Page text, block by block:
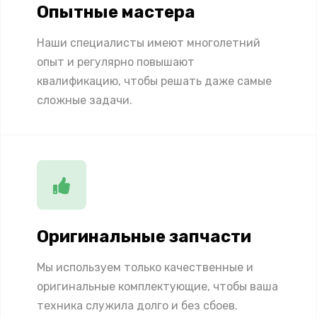
Опытные мастера
Наши специалисты имеют многолетний
опыт и регулярно повышают
квалификацию, чтобы решать даже самые
сложные задачи.
Оригинальные запчасти
Мы используем только качественные и
оригинальные комплектующие, чтобы ваша
техника служила долго и без сбоев.